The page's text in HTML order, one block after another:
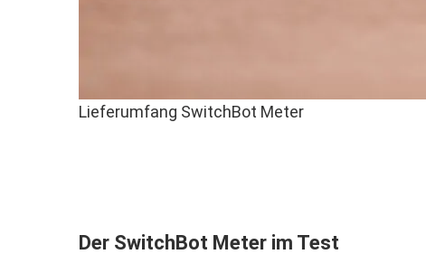
Lieferumfang SwitchBot Meter
Der SwitchBot Meter im Test